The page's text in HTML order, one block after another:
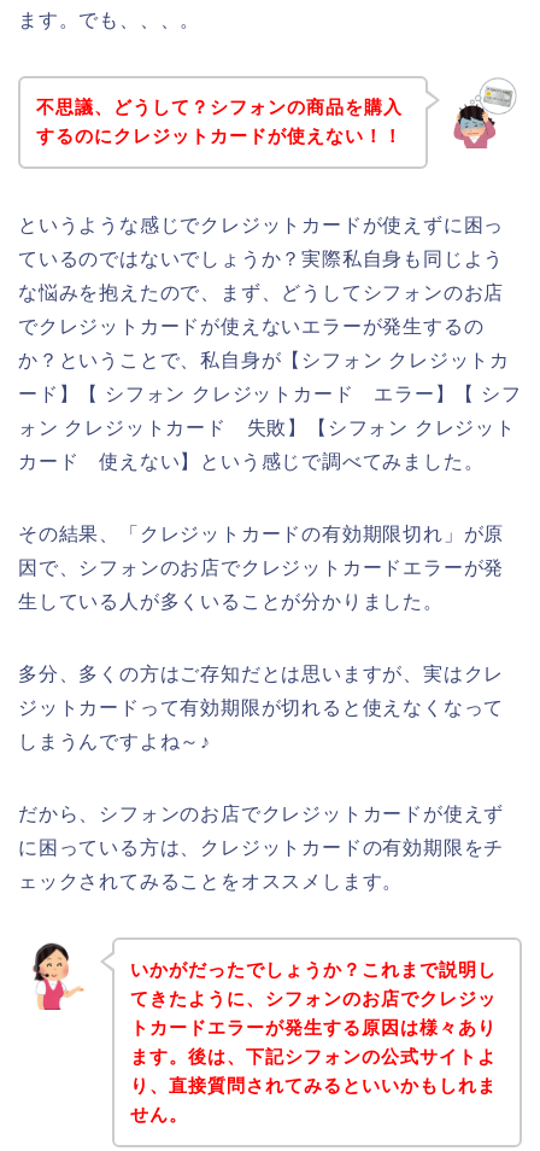
ます。でも、、、。
不思議、どうして？シフォンの商品を購入
するのにクレジットカードが使えない！！
というような感じでクレジットカードが使えずに困っ
ているのではないでしょうか？実際私自身も同じよう
な悩みを抱えたので、まず、どうしてシフォンのお店
でクレジットカードが使えないエラーが発生するの
か？ということで、私自身が【シフォン クレジットカ
ード】【 シフォン クレジットカード エラー】【 シフ
ォン クレジットカード 失敗】【シフォン クレジット
カード 使えない】という感じで調べてみました。
その結果、「クレジットカードの有効期限切れ」が原
因で、シフォンのお店でクレジットカードエラーが発
生している人が多くいることが分かりました。
多分、多くの方はご存知だとは思いますが、実はクレ
ジットカードって有効期限が切れると使えなくなって
しまうんですよね～♪
だから、シフォンのお店でクレジットカードが使えず
に困っている方は、クレジットカードの有効期限をチ
ェックされてみることをオススメします。
いかがだったでしょうか？これまで説明し
てきたように、シフォンのお店でクレジッ
トカードエラーが発生する原因は様々あり
ます。後は、下記シフォンの公式サイトよ
り、直接質問されてみるといいかもしれま
せん。